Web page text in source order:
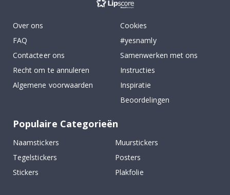
Over ons
FAQ
Contacteer ons
Recht om te annuleren
Algemene voorwaarden
Cookies
#yesnamly
Samenwerken met ons
Instructies
Inspiratie
Beoordelingen
Populaire Categorieën
Naamstickers
Muurstickers
Tegelstickers
Posters
Stickers
Plakfolie